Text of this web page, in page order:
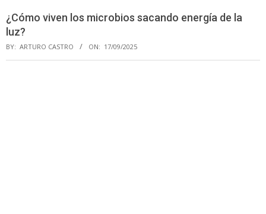
¿Cómo viven los microbios sacando energía de la
luz?
BY: ARTURO CASTRO ON: 17/09/2025